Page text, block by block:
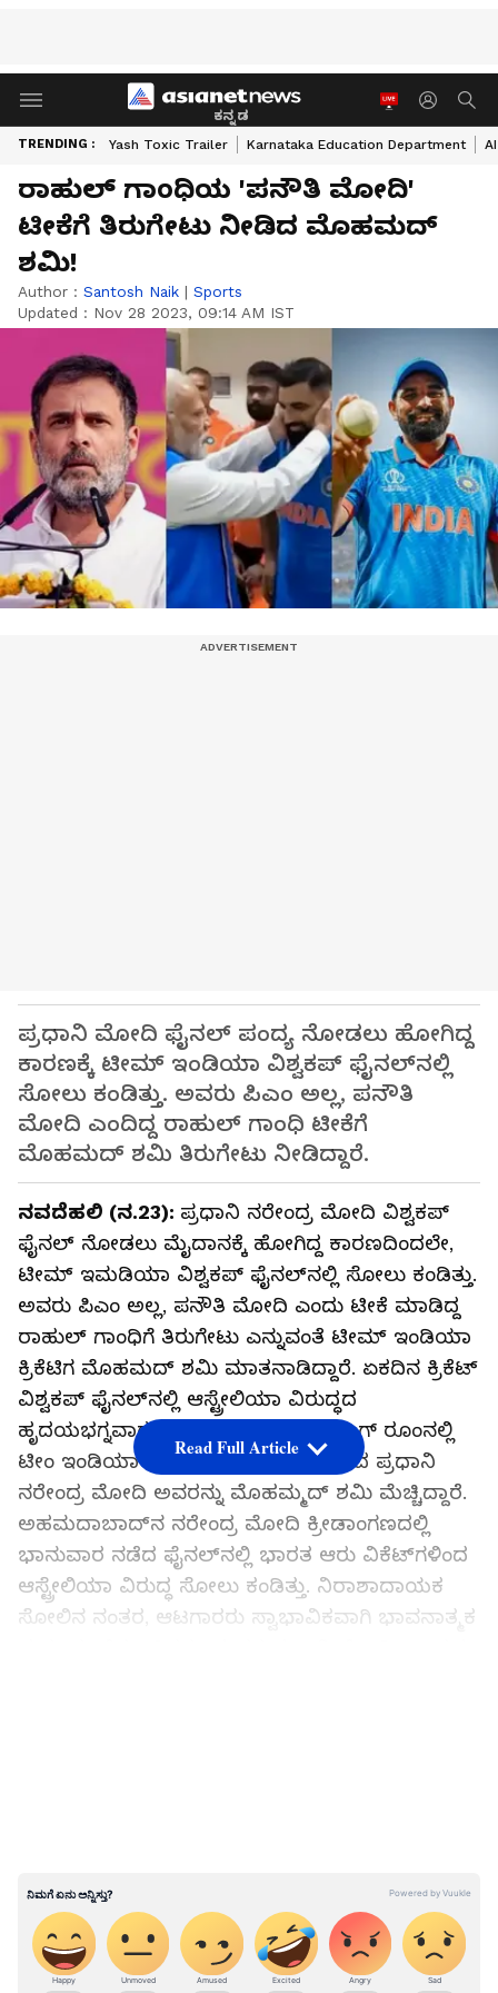
ಕನ್ನಡ
TRENDING : Yash Toxic Trailer Karnataka Education Department
ರಾಹುಲ್‌ ಗಾಂಧಿಯ 'ಪನೌತಿ ಮೋದಿ'
ಟೀಕೆಗೆ ತಿರುಗೇಟು ನೀಡಿದ ಮೊಹಮದ್‌
ಶಮಿ!
Author : Santosh Naik | Sports
Updated : Nov 28 2023, 09:14 AM IST
ಪ್ರಧಾನಿ ಮೋದಿ ಫೈನಲ್‌ ಪಂದ್ಯ ನೋಡಲು ಹೋಗಿದ್ದ
ಕಾರಣಕ್ಕೆ ಟೀಮ್‌ ಇಂಡಿಯಾ ವಿಶ್ವಕಪ್‌ ಫೈನಲ್‌ನಲ್ಲಿ
ಸೋಲು ಕಂಡಿತ್ತು. ಅವರು ಪಿಎಂ ಅಲ್ಲ, ಪನೌತಿ
ಮೋದಿ ಎಂದಿದ್ದ ರಾಹುಲ್‌ ಗಾಂಧಿ ಟೀಕೆಗೆ
ಮೊಹಮದ್‌ ಶಮಿ ತಿರುಗೇಟು ನೀಡಿದ್ದಾರೆ.
ನವದೆಹಲಿ (ನ.23): ಪ್ರಧಾನಿ ನರೇಂದ್ರ ಮೋದಿ ವಿಶ್ವಕಪ್‌
ಫೈನಲ್‌ ನೋಡಲು ಮೈದಾನಕ್ಕೆ ಹೋಗಿದ್ದ ಕಾರಣದಿಂದಲೇ,
ಟೀಮ್‌ ಇಮಡಿಯಾ ವಿಶ್ವಕಪ್‌ ಫೈನಲ್‌ನಲ್ಲಿ ಸೋಲು ಕಂಡಿತ್ತು.
ಅವರು ಪಿಎಂ ಅಲ್ಲ, ಪನೌತಿ ಮೋದಿ ಎಂದು ಟೀಕೆ ಮಾಡಿದ್ದ
ರಾಹುಲ್‌ ಗಾಂಧಿಗೆ ತಿರುಗೇಟು ಎನ್ನುವಂತೆ ಟೀಮ್‌ ಇಂಡಿಯಾ
ಕ್ರಿಕೆಟಿಗ ಮೊಹಮದ್‌ ಶಮಿ ಮಾತನಾಡಿದ್ದಾರೆ. ಏಕದಿನ ಕ್ರಿಕೆಟ್
ವಿಶ್ವಕಪ್ ಫೈನಲ್‌ನಲ್ಲಿ ಆಸ್ಟ್ರೇಲಿಯಾ ವಿರುದ್ಧದ
ಹೃದಯಭಗ್ನವಾಗುವ ಸೋಲಿನ ನಂತರ ಡ್ರೆಸ್ಸಿಂಗ್ ರೂಂನಲ್ಲಿ
ಟೀಂ ಇಂಡಿಯಾ ಆಟಗಾರರಿಗೆ ಬೆಂಬಲ ನೀಡಿದ ಪ್ರಧಾನಿ
ನರೇಂದ್ರ ಮೋದಿ ಅವರನ್ನು ಮೊಹಮ್ಮದ್ ಶಮಿ ಮೆಚ್ಚಿದ್ದಾರೆ.
ಅಹಮದಾಬಾದ್‌ನ ನರೇಂದ್ರ ಮೋದಿ ಕ್ರೀಡಾಂಗಣದಲ್ಲಿ
ಭಾನುವಾರ ನಡೆದ ಫೈನಲ್‌ನಲ್ಲಿ ಭಾರತ ಆರು ವಿಕೆಟ್‌ಗಳಿಂದ
ಆಸ್ಟ್ರೇಲಿಯಾ ವಿರುದ್ಧ ಸೋಲು ಕಂಡಿತ್ತು. ನಿರಾಶಾದಾಯಕ
ಸೋಲಿನ ನಂತರ, ಆಟಗಾರರು ಸ್ವಾಭಾವಿಕವಾಗಿ ಭಾವನಾತ್ಮಕ
ಎಂದು ಶಮಿ ಹೇಳಿದರು. ಆ ಸಮಯದಲ್ಲಿ ನಾವು ಪಂದ್ಯವನ್ನು
ಸೋತಿದ್ದೆವು, ಅಂತಹ ಪರಿಸ್ಥಿತಿಯಲ್ಲಿ ಪ್ರಧಾನಿ ನಿಮಗೆ
ವಿಶ್ವಾಸವನ್ನು ನೀಡಿದಾಗ ಅದು ವಿಭಿನ್ನ ಕ್ಷಣವಾಇತ್ತು. ಆ
Read Full Article